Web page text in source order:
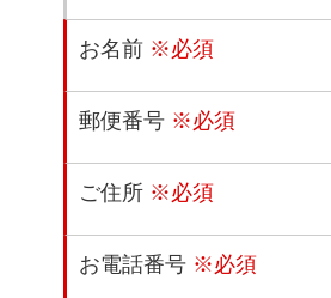
お名前 ※必須
郵便番号 ※必須
ご住所 ※必須
お電話番号 ※必須